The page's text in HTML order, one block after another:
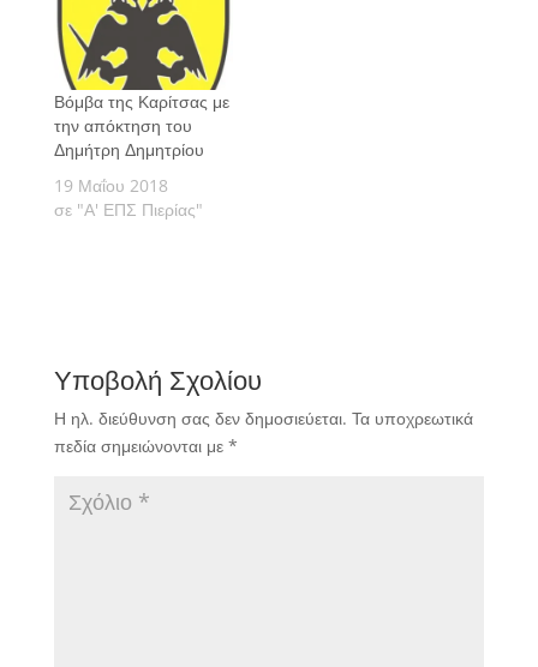
Βόμβα της Καρίτσας με
την απόκτηση του
Δημήτρη Δημητρίου
19 Μαΐου 2018
σε "Α' ΕΠΣ Πιερίας"
Υποβολή Σχολίου
Η ηλ. διεύθυνση σας δεν δημοσιεύεται. Τα υποχρεωτικά
πεδία σημειώνονται με *